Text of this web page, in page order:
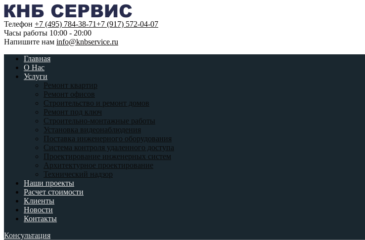
Телефон +7 (495) 784-38-71+7 (917) 572-04-07
Часы работы 10:00 - 20:00
Напишите нам info@knbservice.ru
Главная
О Нас
Услуги
Ремонт квартир
Ремонт офисов
Строительство и ремонт домов
Ремонт под ключ
Строительно-монтажные работы
Установка видеонаблюдения
Поставка инженерного оборудования
Система контроля удаленного доступа
Проектирование инженерных систем
Архитектурное проектирование
Технический надзор
Наши проекты
Расчет стоимости
Клиенты
Новости
Контакты
Консультация